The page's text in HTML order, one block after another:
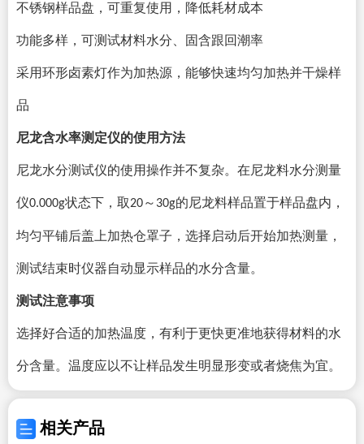
不锈钢样品盘，可重复使用，降低耗材成本
功能多样，可测试材料水分、固含跟回潮率
采用环形卤素灯作为加热源，能够快速均匀加热并干燥样
品
尼龙含水率测定仪的使用方法
尼龙水分测试仪的使用操作并不复杂。在尼龙料水分测量
仪0.000g状态下，取20～ 30g的尼龙料样品置于样品盘内，
均匀平铺后盖上加热仓罩子，选择启动后开始加热测量，
测试结束时仪器自动显示样品的水分含量。
测试注意事项
选择好合适的加热温度，有利于更快更准地获得材料的水
分含量。温度应以不让样品发生明显形变或者烧焦为宜。
相关产品